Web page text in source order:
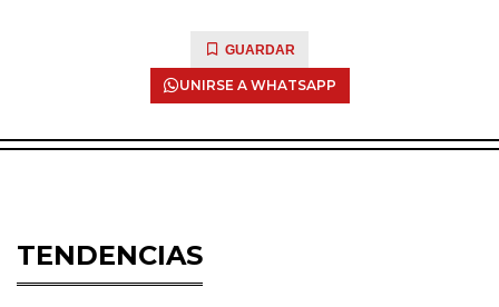
GUARDAR
UNIRSE A WHATSAPP
TENDENCIAS